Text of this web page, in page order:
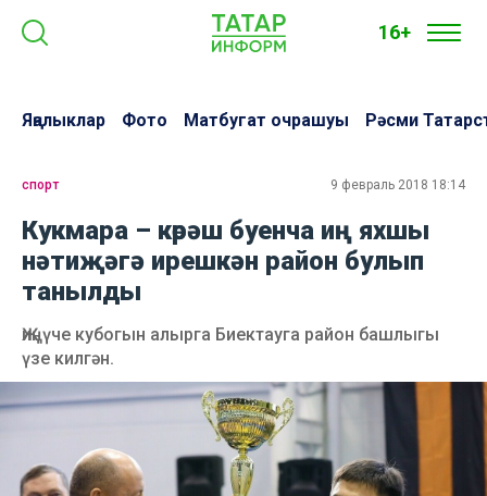
16+
Яңалыклар Фото Матбугат очрашуы Рәсми
спорт 9 февраль 2018 18:14
Кукмара – көрәш буенча иң яхшы
нәтиҗәгә ирешкән район булып
танылды
Җиңүче кубогын алырга Биектауга район башлыгы
үзе килгән.